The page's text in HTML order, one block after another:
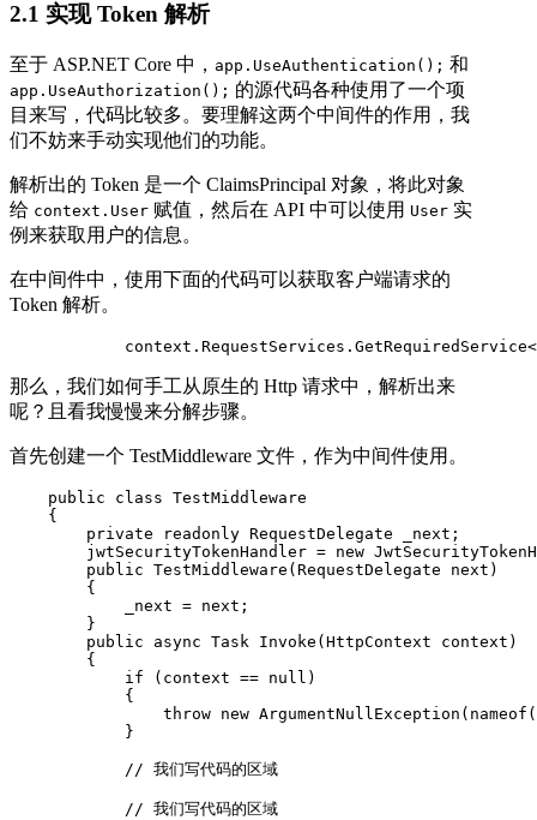
2.1 实现 Token 解析
至于 ASP.NET Core 中， app.UseAuthentication(); 和
app.UseAuthorization(); 的源代码各种使用了一个项
目来写，代码比较多。要理解这两个中间件的作用，我
们不妨来手动实现他们的功能。
解析出的 Token 是一个 ClaimsPrincipal 对象，将此对象
给 context.User 赋值，然后在 API 中可以使用 User 实
例来获取用户的信息。
在中间件中，使用下面的代码可以获取客户端请求的
Token 解析。
那么，我们如何手工从原生的 Http 请求中，解析出来
呢？且看我慢慢来分解步骤。
首先创建一个 TestMiddleware 文件，作为中间件使用。
    public class TestMiddleware
    {
        private readonly RequestDelegate _next;
jwtSecurityTokenHandler = new
        public TestMiddleware(RequestDelegate next)
        {
            _next = next;
        }
        public async Task Invoke(HttpContext context)
        {
            if (context == null)
            {
throw new
            }
            // 我们写代码的区域
            // 我们写代码的区域